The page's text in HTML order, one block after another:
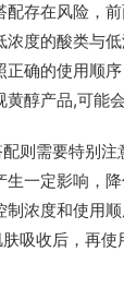
配存在风险，
浓度的酸类与
正确的使用顺
醇产品,可能
则需要特别
生一定影响，
制浓度和使用
吸收后，再